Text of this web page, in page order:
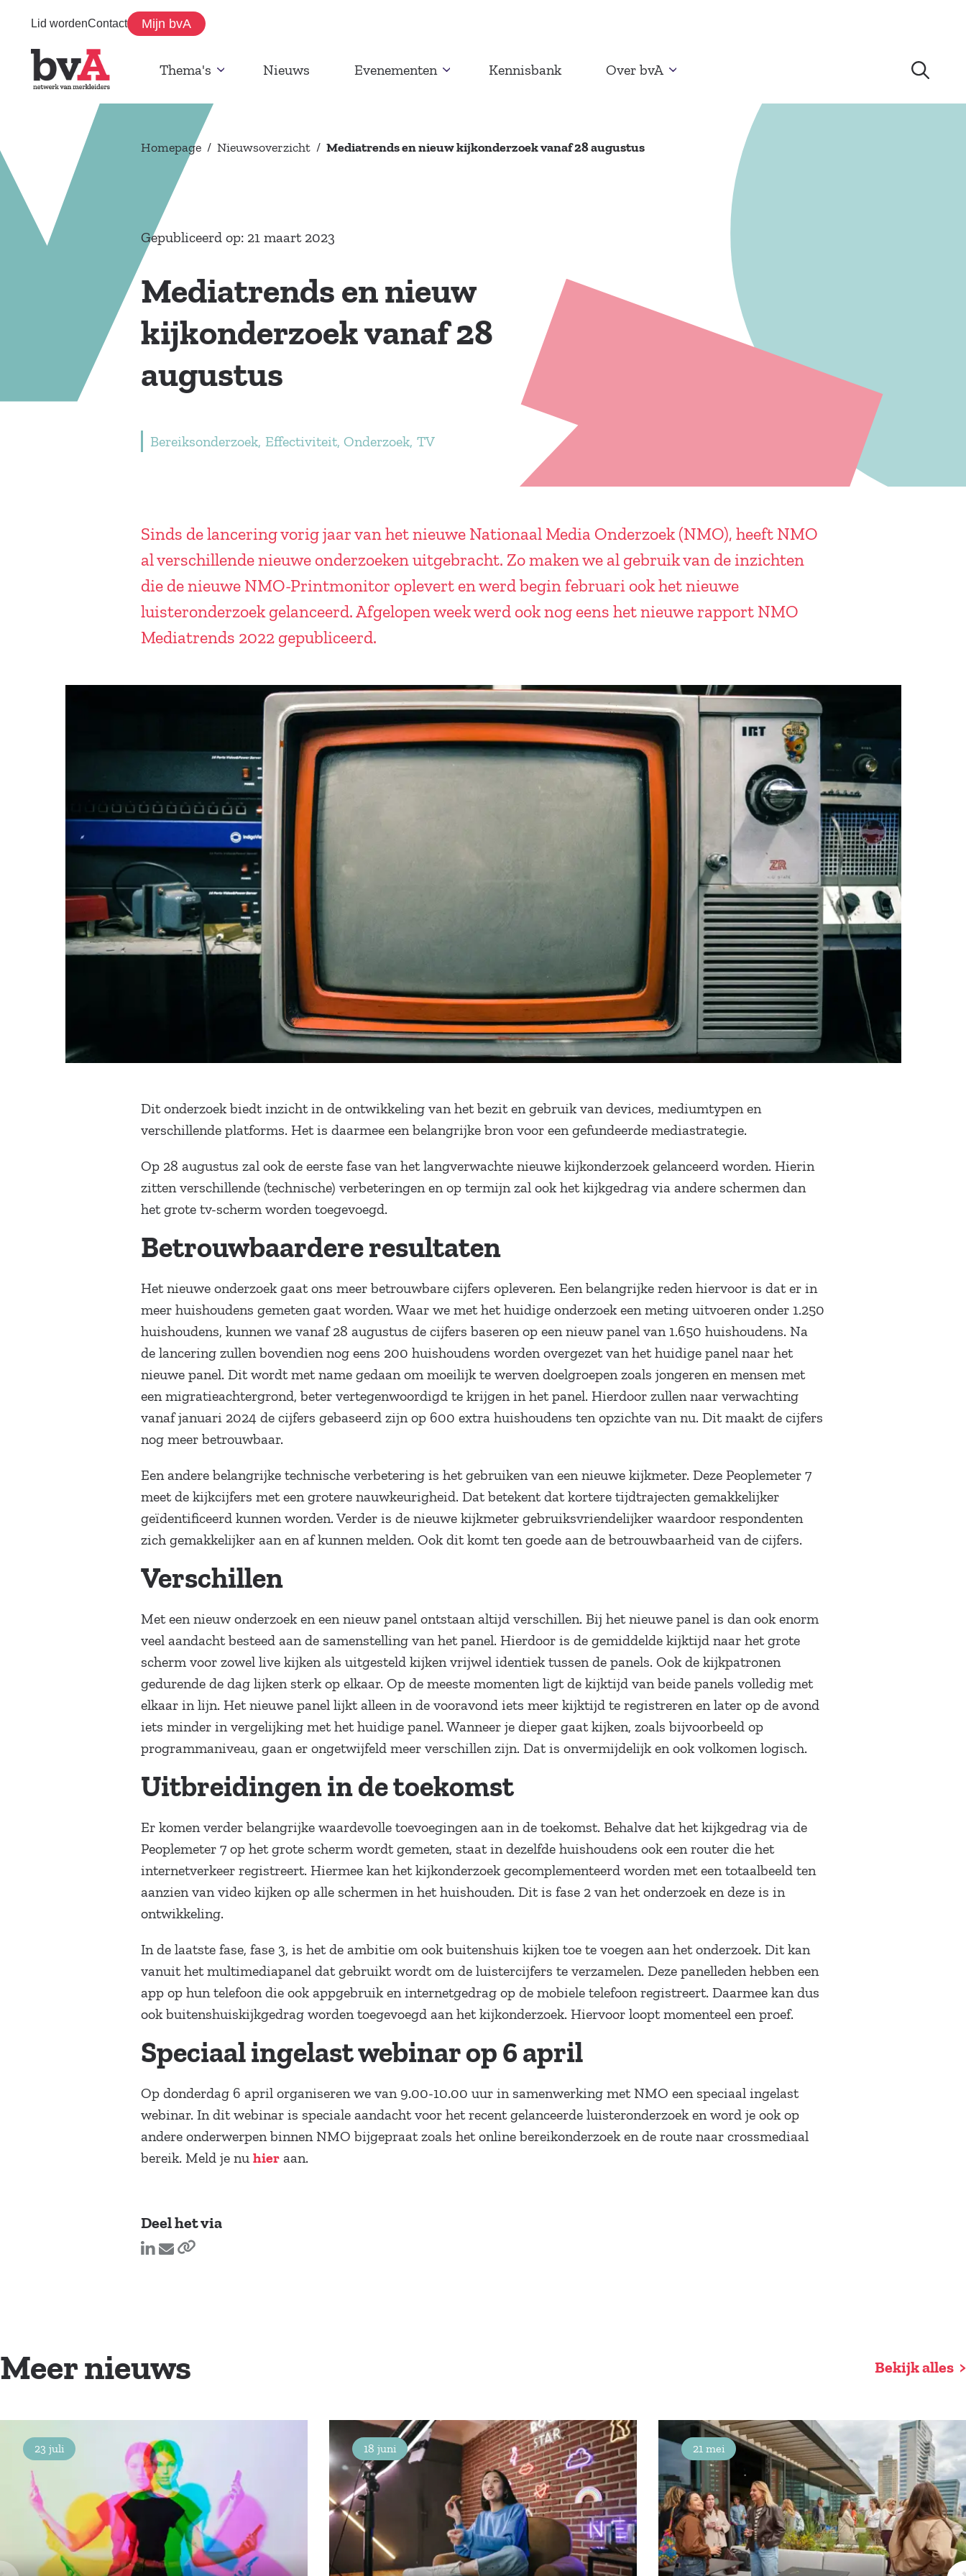
Lid wordenContact Mijn bvA
Thema's Nieuws Evenementen Kennisbank Over bvA
Homepage / Nieuwsoverzicht / Mediatrends en nieuw kijkonderzoek vanaf 28 augustus
Gepubliceerd op: 21 maart 2023
Mediatrends en nieuw
kijkonderzoek vanaf 28
augustus
Bereiksonderzoek Effectiviteit Onderzoek TV
Sinds de lancering vorig jaar van het nieuwe Nationaal Media Onderzoek (NMO), heeft NMO
al verschillende nieuwe onderzoeken uitgebracht. Zo maken we al gebruik van de inzichten
die de nieuwe NMO-Printmonitor oplevert en werd begin februari ook het nieuwe
luisteronderzoek gelanceerd. Afgelopen week werd ook nog eens het nieuwe rapport NMO
Mediatrends 2022 gepubliceerd.
Dit onderzoek biedt inzicht in de ontwikkeling van het bezit en gebruik van devices, mediumtypen en
verschillende platforms. Het is daarmee een belangrijke bron voor een gefundeerde mediastrategie.
Op 28 augustus zal ook de eerste fase van het langverwachte nieuwe kijkonderzoek gelanceerd worden. Hierin
zitten verschillende (technische) verbeteringen en op termijn zal ook het kijkgedrag via andere schermen dan
het grote tv-scherm worden toegevoegd.
Betrouwbaardere resultaten
Het nieuwe onderzoek gaat ons meer betrouwbare cijfers opleveren. Een belangrijke reden hiervoor is dat er in
meer huishoudens gemeten gaat worden. Waar we met het huidige onderzoek een meting uitvoeren onder 1.250
huishoudens, kunnen we vanaf 28 augustus de cijfers baseren op een nieuw panel van 1.650 huishoudens. Na
de lancering zullen bovendien nog eens 200 huishoudens worden overgezet van het huidige panel naar het
nieuwe panel. Dit wordt met name gedaan om moeilijk te werven doelgroepen zoals jongeren en mensen met
een migratieachtergrond, beter vertegenwoordigd te krijgen in het panel. Hierdoor zullen naar verwachting
vanaf januari 2024 de cijfers gebaseerd zijn op 600 extra huishoudens ten opzichte van nu. Dit maakt de cijfers
nog meer betrouwbaar.
Een andere belangrijke technische verbetering is het gebruiken van een nieuwe kijkmeter. Deze Peoplemeter 7
meet de kijkcijfers met een grotere nauwkeurigheid. Dat betekent dat kortere tijdtrajecten gemakkelijker
geïdentificeerd kunnen worden. Verder is de nieuwe kijkmeter gebruiksvriendelijker waardoor respondenten
zich gemakkelijker aan en af kunnen melden. Ook dit komt ten goede aan de betrouwbaarheid van de cijfers.
Verschillen
Met een nieuw onderzoek en een nieuw panel ontstaan altijd verschillen. Bij het nieuwe panel is dan ook enorm
veel aandacht besteed aan de samenstelling van het panel. Hierdoor is de gemiddelde kijktijd naar het grote
scherm voor zowel live kijken als uitgesteld kijken vrijwel identiek tussen de panels. Ook de kijkpatronen
gedurende de dag lijken sterk op elkaar. Op de meeste momenten ligt de kijktijd van beide panels volledig met
elkaar in lijn. Het nieuwe panel lijkt alleen in de vooravond iets meer kijktijd te registreren en later op de avond
iets minder in vergelijking met het huidige panel. Wanneer je dieper gaat kijken, zoals bijvoorbeeld op
programmaniveau, gaan er ongetwijfeld meer verschillen zijn. Dat is onvermijdelijk en ook volkomen logisch.
Uitbreidingen in de toekomst
Er komen verder belangrijke waardevolle toevoegingen aan in de toekomst. Behalve dat het kijkgedrag via de
Peoplemeter 7 op het grote scherm wordt gemeten, staat in dezelfde huishoudens ook een router die het
internetverkeer registreert. Hiermee kan het kijkonderzoek gecomplementeerd worden met een totaalbeeld ten
aanzien van video kijken op alle schermen in het huishouden. Dit is fase 2 van het onderzoek en deze is in
ontwikkeling.
In de laatste fase, fase 3, is het de ambitie om ook buitenshuis kijken toe te voegen aan het onderzoek. Dit kan
vanuit het multimediapanel dat gebruikt wordt om de luistercijfers te verzamelen. Deze panelleden hebben een
app op hun telefoon die ook appgebruik en internetgedrag op de mobiele telefoon registreert. Daarmee kan dus
ook buitenshuiskijkgedrag worden toegevoegd aan het kijkonderzoek. Hiervoor loopt momenteel een proef.
Speciaal ingelast webinar op 6 april
Op donderdag 6 april organiseren we van 9.00-10.00 uur in samenwerking met NMO een speciaal ingelast
webinar. In dit webinar is speciale aandacht voor het recent gelanceerde luisteronderzoek en word je ook op
andere onderwerpen binnen NMO bijgepraat zoals het online bereikonderzoek en de route naar crossmediaal
bereik. Meld je nu hier aan.
Deel het via
Meer nieuws Bekijk alles
23 juli 18 juni 21 mei